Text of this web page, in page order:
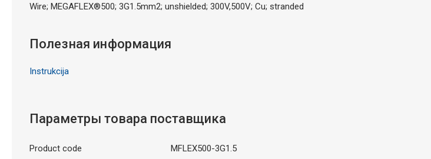
Wire; MEGAFLEX®500; 3G1.5mm2; unshielded; 300V,500V; Cu; stranded
Полезная информация
Instrukcija
Параметры товара поставщика
Product code MFLEX500-3G1.5